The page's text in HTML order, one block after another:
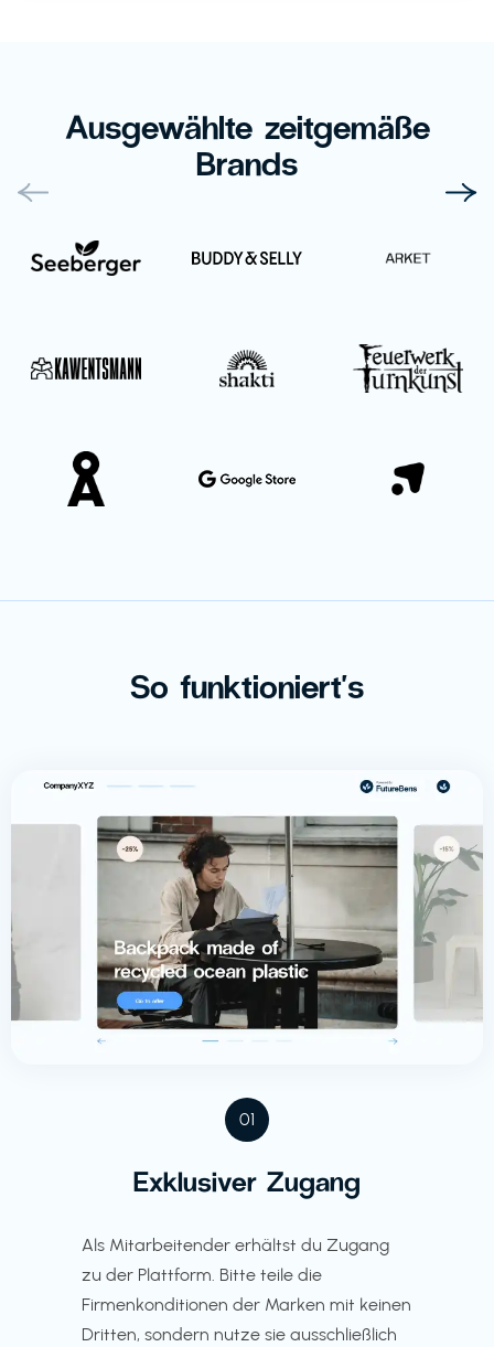
Ausgewählte zeitgemäße
Brands
So funktioniert's
01
Exklusiver Zugang
Als Mitarbeitender erhältst du Zugang
zu der Plattform. Bitte teile die
Firmenkonditionen der Marken mit keinen
Dritten, sondern nutze sie ausschließlich